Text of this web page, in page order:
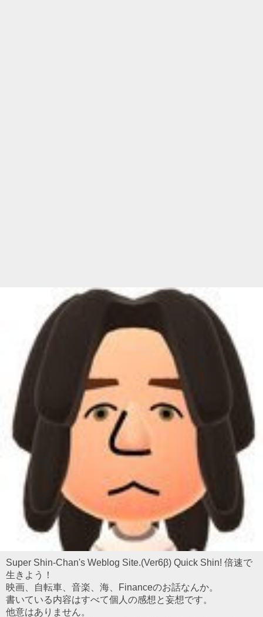
Super Shin-Chan's Weblog Site.(Ver6β) Quick Shin! 倍速で
生きよう！
映画、自転車、音楽、海、Financeのお話なんか。
書いている内容はすべて個人の感想と妄想です。
他意はありません。